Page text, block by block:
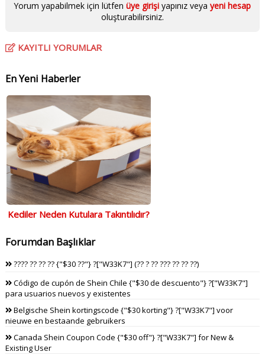
Yorum yapabilmek için lütfenüye girişiyapınız veya yeni hesap
oluşturabilirsiniz.
KAYITLI YORUMLAR
En Yeni Haberler
Kediler Neden Kutulara Takıntılıdır?
Forumdan Başlıklar
???? ?? ?? ?? {"$30 ??"} ?["W33K7"] (?? ? ?? ??? ?? ?? ??)
Código de cupón de Shein Chile {"$30 de descuento"} ?["W33K7"]
para usuarios nuevos y existentes
Belgische Shein kortingscode {"$30 korting"} ?["W33K7"] voor
nieuwe en bestaande gebruikers
Canada Shein Coupon Code {"$30 off"} ?["W33K7"] for New &
Existing User